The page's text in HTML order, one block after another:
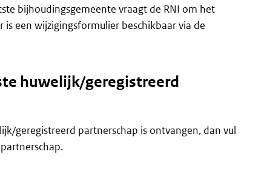
bijhoudingsgemeente vraagt de RNI om het
een wijzigingsformulier beschikbaar via de
huwelijk/geregistreerd
geregistreerd partnerschap is ontvangen, dan vul